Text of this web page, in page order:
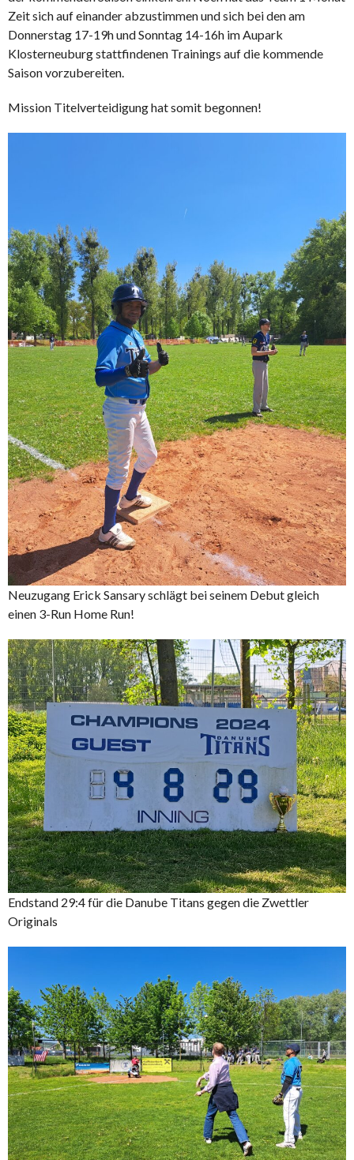
Zeit sich auf einander abzustimmen und sich bei den am
Donnerstag 17-19h und Sonntag 14-16h im Aupark
Klosterneuburg stattfindenen Trainings auf die kommende
Saison vorzubereiten.
Mission Titelverteidigung hat somit begonnen!
Neuzugang Erick Sansary schlägt bei seinem Debut gleich
einen 3-Run Home Run!
Endstand 29:4 für die Danube Titans gegen die Zwettler
Originals